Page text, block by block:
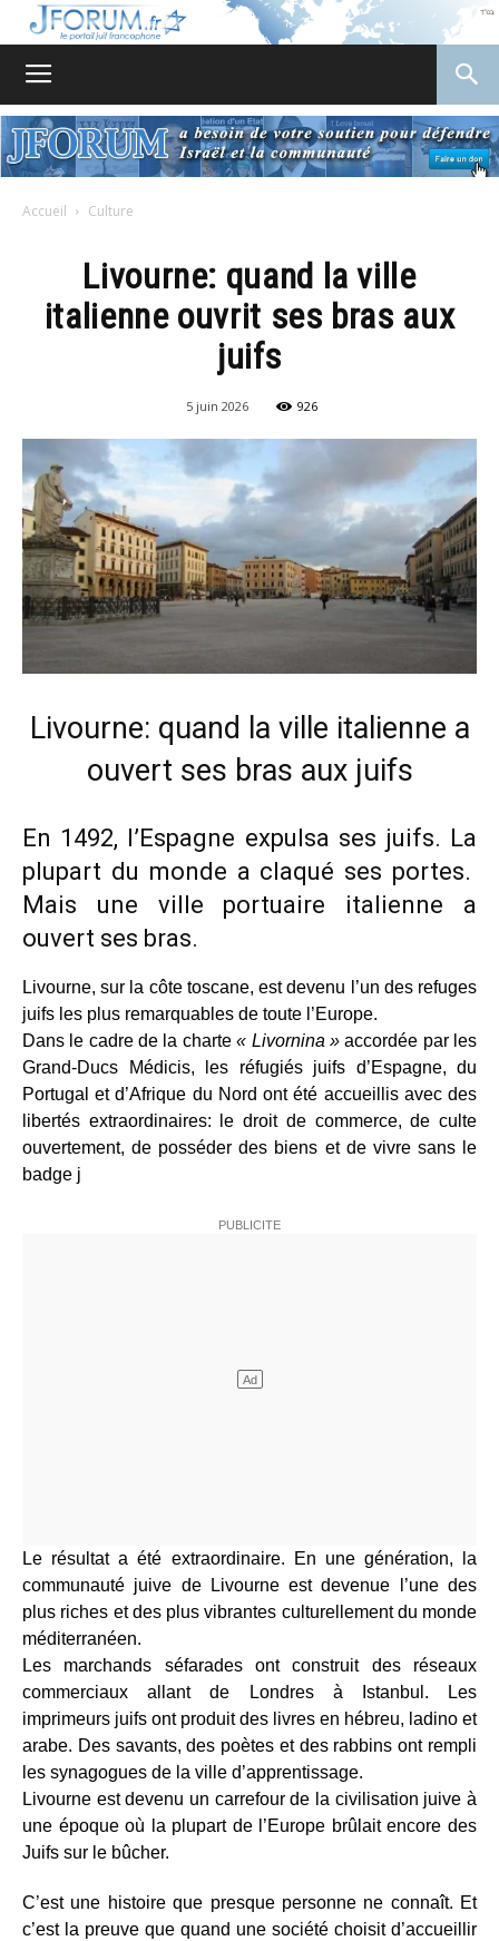
Accueil Culture
Livourne: quand la ville
italienne ouvrit ses bras aux
juifs
5 juin 2026 926
Livourne: quand la ville italienne a
ouvert ses bras aux juifs
En 1492, l’Espagne expulsa ses juifs. La
plupart du monde a claqué ses portes.
Mais une ville portuaire italienne a
ouvert ses bras.
Livourne, sur la côte toscane, est devenu l’un des refuges
juifs les plus remarquables de toute l’Europe.
Dans le cadre de la charte« Livornina »accordée par les
Grand-Ducs Médicis, les réfugiés juifs d’Espagne, du
Portugal et d’Afrique du Nord ont été accueillis avec des
libertés extraordinaires: le droit de commerce, de culte
ouvertement, de posséder des biens et de vivre sans le
badge j
Le résultat a été extraordinaire. En une génération, la
communauté juive de Livourne est devenue l’une des
plus riches et des plus vibrantes culturellement du monde
méditerranéen.
Les marchands séfarades ont construit des réseaux
commerciaux allant de Londres à Istanbul. Les
imprimeurs juifs ont produit des livres en hébreu, ladino et
arabe. Des savants, des poètes et des rabbins ont rempli
les synagogues de la ville d’apprentissage.
Livourne est devenu un carrefour de la civilisation juive à
une époque où la plupart de l’Europe brûlait encore des
Juifs sur le bûcher.
C’est une histoire que presque personne ne connaît. Et
c’est la preuve que quand une société choisit d’accueillir